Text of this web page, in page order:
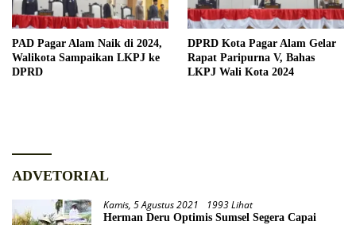
PAD Pagar Alam Naik di 2024,
Walikota Sampaikan LKPJ ke
DPRD
DPRD Kota Pagar Alam Gelar
Rapat Paripurna V, Bahas
LKPJ Wali Kota 2024
ADVETORIAL
Kamis, 5 Agustus 2021 1993 Lihat
Herman Deru Optimis Sumsel Segera Capai